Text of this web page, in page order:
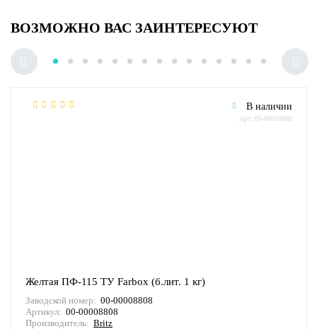
ВОЗМОЖНО ВАС ЗАИНТЕРЕСУЮТ
В наличии
Арт: 00-00008808
Желтая ПФ-115 ТУ Farbox (б.лит. 1 кг)
Заводской номер: 00-00008808
Артикул: 00-00008808
Производитель: Britz